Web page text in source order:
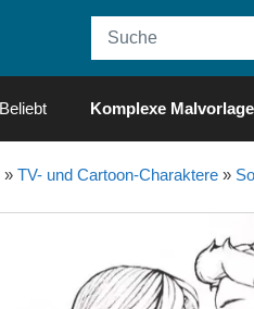
Beliebt Komplexe
» TV- und Cartoon-Charaktere»